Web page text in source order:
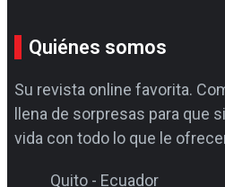
Quiénes somos
Su revista online favorita.
llena de sorpresas para que
vida con todo lo que le
Quito - Ecuador